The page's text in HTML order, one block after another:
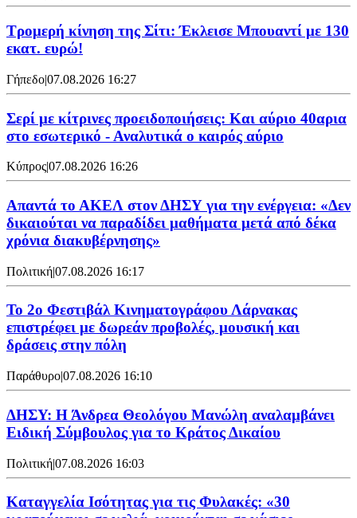
Τρομερή κίνηση της Σίτι: Έκλεισε Μπουαντί με 130
εκατ. ευρώ!
Γήπεδο|07.08.2026 16:27
Σερί με κίτρινες προειδοποιήσεις: Και αύριο 40αρια
στο εσωτερικό - Αναλυτικά ο καιρός αύριο
Κύπρος|07.08.2026 16:26
Απαντά το ΑΚΕΛ στον ΔΗΣΥ για την ενέργεια: «Δεν
δικαιούται να παραδίδει μαθήματα μετά από δέκα
χρόνια διακυβέρνησης»
Πολιτική|07.08.2026 16:17
Το 2ο Φεστιβάλ Κινηματογράφου Λάρνακας
επιστρέφει με δωρεάν προβολές, μουσική και
δράσεις στην πόλη
Παράθυρο|07.08.2026 16:10
ΔΗΣΥ: Η Άνδρεα Θεολόγου Μανώλη αναλαμβάνει
Ειδική Σύμβουλος για το Κράτος Δικαίου
Πολιτική|07.08.2026 16:03
Καταγγελία Ισότητας για τις Φυλακές: «30